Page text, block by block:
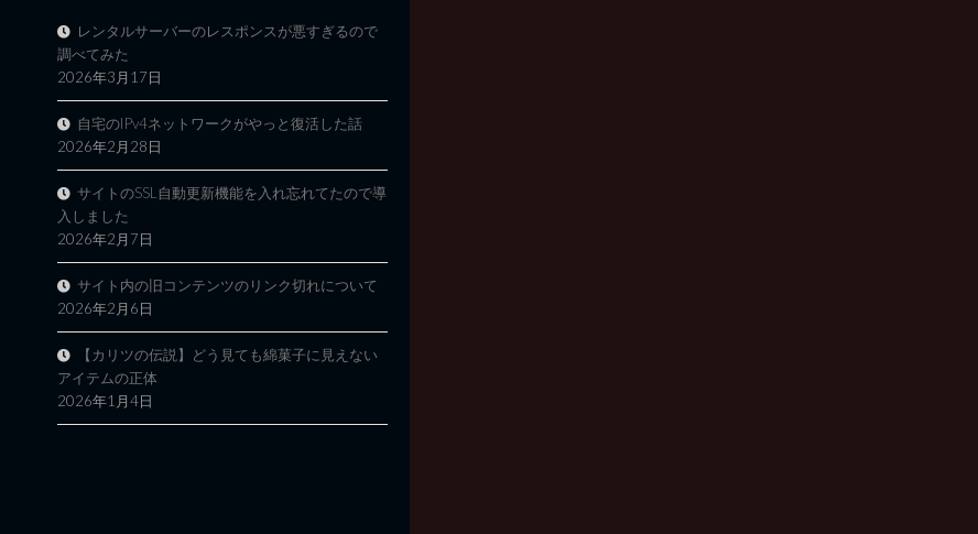
レンタルサーバーのレスポンスが悪すぎるので
調べてみた
2026年3月17日
自宅のIPv4ネットワークがやっと復活した話
2026年2月28日
サイトのSSL自動更新機能を入れ忘れてたので導
入しました
2026年2月7日
サイト内の旧コンテンツのリンク切れについて
2026年2月6日
【カリツの伝説】どう見ても綿菓子に見えない
アイテムの正体
2026年1月4日